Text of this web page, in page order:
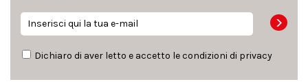
Dichiaro di aver letto e accetto le condizioni di privacy